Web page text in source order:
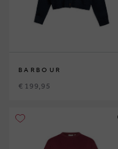
BARBOUR
€ 199,95